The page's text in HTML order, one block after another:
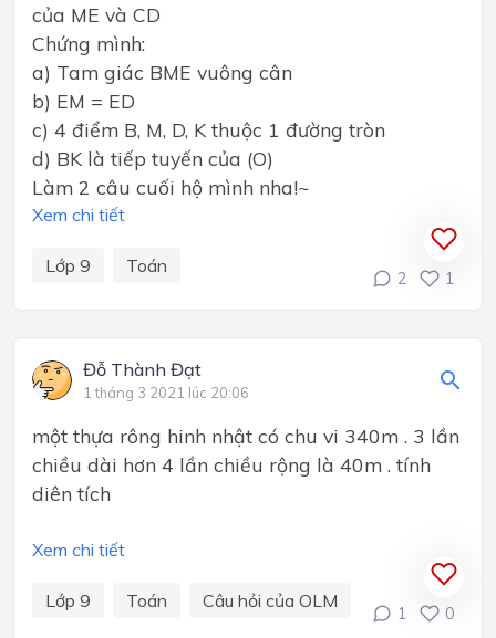
của ME và CD
Chứng mình:
a) Tam giác BME vuông cân
b) EM = ED
c) 4 điểm B, M, D, K thuộc 1 đường tròn
d) BK là tiếp tuyến của (O)
Làm 2 câu cuối hộ mình nha!~
Xem chi tiết
Lớp 9 Toán
2 1
Đỗ Thành Đạt
1 tháng 3 2021 lúc 20:06
một thựa rông hinh nhật có chu vi 340m . 3 lần
chiều dài hơn 4 lần chiều rộng là 40m . tính
diên tích
Xem chi tiết
Lớp 9 Toán Câu hỏi của OLM
1 0